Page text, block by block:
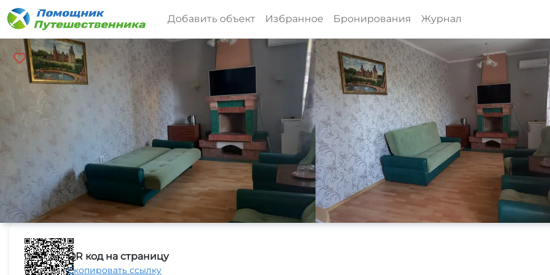
Добавить объект Избранное Бронирования Журнал
QR код на страницу
Скопировать ссылку